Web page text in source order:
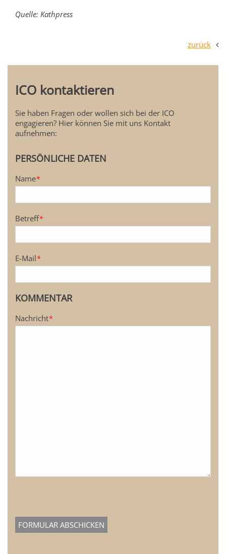
Quelle: Kathpress
zurück
ICO kontaktieren
Sie haben Fragen oder wollen sich bei der ICO
engagieren? Hier können Sie mit uns Kontakt
aufnehmen:
PERSÖNLICHE DATEN
Name*
Betreff*
E-Mail*
KOMMENTAR
Nachricht*